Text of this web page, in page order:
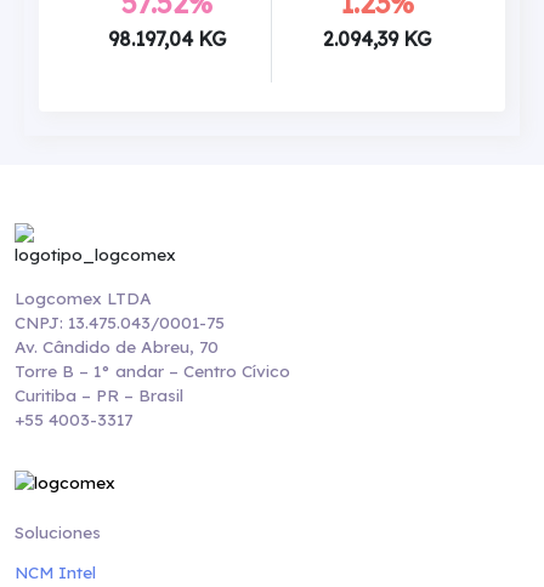
98.197,04 KG 2.094,39 KG
Logcomex LTDA
CNPJ: 13.475.043/0001-75
Av. Cândido de Abreu, 70
Torre B – 1° andar – Centro Cívico
Curitiba – PR – Brasil
+55 4003-3317
Soluciones
NCM Intel